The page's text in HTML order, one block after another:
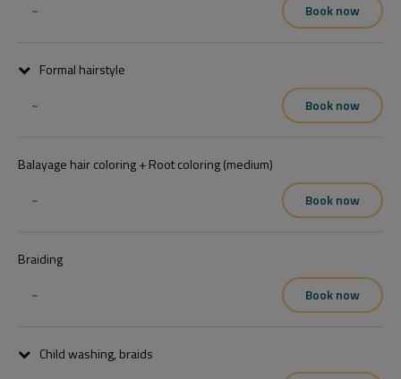
~
Book now
Formal hairstyle
~
Book now
Balayage hair coloring + Root coloring (medium)
~
Book now
Braiding
~
Book now
Child washing, braids